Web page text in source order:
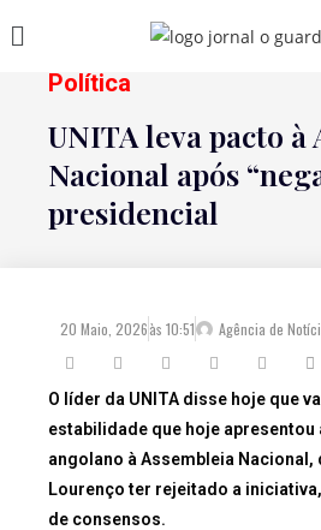
Política
UNITA leva pacto à
Nacional após
presidencial
20 Maio, 2026às 10:51 Agência de
O líder da UNITA disse hoje que
estabilidade que hoje apresentou
angolano à Assembleia Nacional,
Lourenço ter rejeitado a
de consensos.